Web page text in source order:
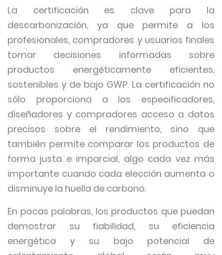
La certificación es clave para la
descarbonización, ya que permite a los
profesionales, compradores y usuarios finales
tomar decisiones informadas sobre
productos energéticamente eficientes,
sostenibles y de bajo GWP. La certificación no
sólo proporciona a los especificadores,
diseñadores y compradores acceso a datos
precisos sobre el rendimiento, sino que
también permite comparar los productos de
forma justa e imparcial, algo cada vez más
importante cuando cada elección aumenta o
disminuye la huella de carbono.
En pocas palabras, los productos que puedan
demostrar su fiabilidad, su eficiencia
energética y su bajo potencial de